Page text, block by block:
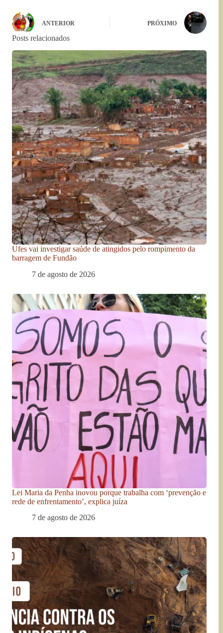
ANTERIOR PRÓXIMO
Posts relacionados
Ufes vai investigar saúde de atingidos pelo rompimento da
barragem de Fundão
7 de agosto de 2026
Lei Maria da Penha inovou porque trabalha com ‘prevenção e
rede de enfrentamento’, explica juíza
7 de agosto de 2026